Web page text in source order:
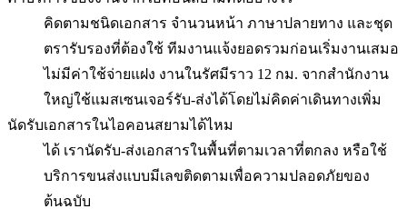
คิดตามชนิดเอกสาร จำนวนหน้า ภาษาปลายทาง และชุด
ตรารับรองที่ต้องใช้ ทีมงานแจ้งยอดรวมก่อนเริ่มงานเสมอ
ไม่มีค่าใช้จ่ายแฝง งานในรัศมีราว 12 กม. จากสำนักงาน
ใหญ่ใช้แมสเซนเจอร์รับ-ส่งได้โดยไม่คิดค่าเดินทางเพิ่ม
นัดรับเอกสารในไอคอนสยามได้ไหม
ได้ เรานัดรับ-ส่งเอกสารในพื้นที่ตามเวลาที่ตกลง หรือใช้
บริการขนส่งแบบมีเลขติดตามเพื่อความปลอดภัยของ
ต้นฉบับ